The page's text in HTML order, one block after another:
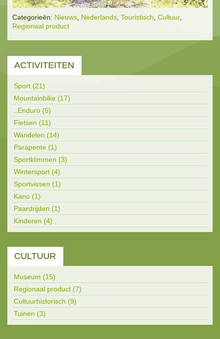
Categorieën: Nieuws Nederlands Touristisch Cultuur,
Regionaal product
ACTIVITEITEN
Sport (21)
Mountainbike (17)
..Enduro (5)
Fietsen (11)
Wandelen (14)
Parapente (1)
Sportklimmen (3)
Wintersport (4)
Sportvissen (1)
Kano (1)
Paardrijden (1)
Kinderen (4)
CULTUUR
Museum (15)
Regionaal product (7)
Cultuurhistorisch (9)
Tuinen (3)